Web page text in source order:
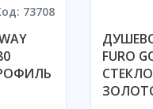
73708
FURO